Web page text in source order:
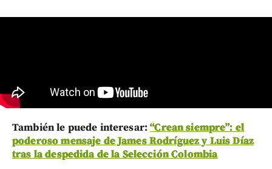
También le puede interesar:“Crean siempre”: el
poderoso mensaje de James Rodríguez y Luis Díaz
tras la despedida de la Selección Colombia